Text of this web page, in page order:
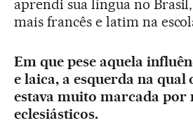
aprendi sua língua no
mais francês e latim na
Em que pese aquela
e laica, a esquerda na
estava muito marcada por
eclesiásticos.